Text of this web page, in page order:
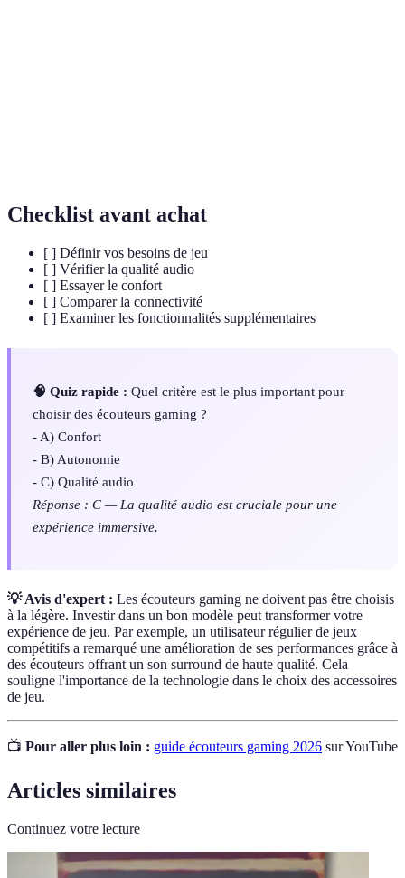
Checklist avant achat
[ ] Définir vos besoins de jeu
[ ] Vérifier la qualité audio
[ ] Essayer le confort
[ ] Comparer la connectivité
[ ] Examiner les fonctionnalités supplémentaires
🧠 Quiz rapide : Quel critère est le plus important pour
choisir des écouteurs gaming ?
- A) Confort
- B) Autonomie
- C) Qualité audio
Réponse : C — La qualité audio est cruciale pour une
expérience immersive.
💡 Avis d'expert : Les écouteurs gaming ne doivent pas être choisis
à la légère. Investir dans un bon modèle peut transformer votre
expérience de jeu. Par exemple, un utilisateur régulier de jeux
compétitifs a remarqué une amélioration de ses performances grâce à
des écouteurs offrant un son surround de haute qualité. Cela
souligne l'importance de la technologie dans le choix des accessoires
de jeu.
📺 Pour aller plus loin : guide écouteurs gaming 2026 sur YouTube
Articles similaires
Continuez votre lecture